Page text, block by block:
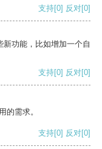
支持[0] 反对[0]
功能，比如增加一个自
支持[0] 反对[0]
的需求。
支持[0] 反对[0]